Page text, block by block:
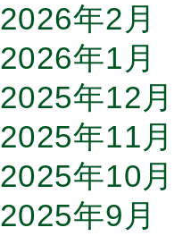
2026年2月
2026年1月
2025年12月
2025年11月
2025年10月
2025年9月